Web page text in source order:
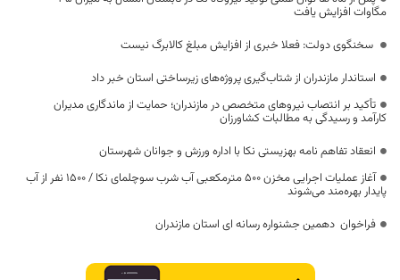
مگاوات افزایش یافت
سخنگوی دولت: فعلا خبری از افزایش مبلغ کالابرگ نیست
استاندار مازندران از شتاب‌گیری پروژه‌های زیرساختی استان خبر داد
تأکید بر انتصاب نیروهای متخصص در مازندران؛ حمایت از ماندگاری مدیران
کارآمد و رسیدگی به مطالبات کشاورزان
انعقاد تفاهم نامه بهزیستی نکا با اداره ورزش و جوانان شهرستان
آغاز عملیات اجرایی مخزن ۵۰۰ مترمکعبی آب شرب سوچلمای نکا / ۱۵۰۰ نفر از آب
پایدار بهره‌مند می‌شوند
فراخوان دهمین جشنواره رسانه ای استان مازندران